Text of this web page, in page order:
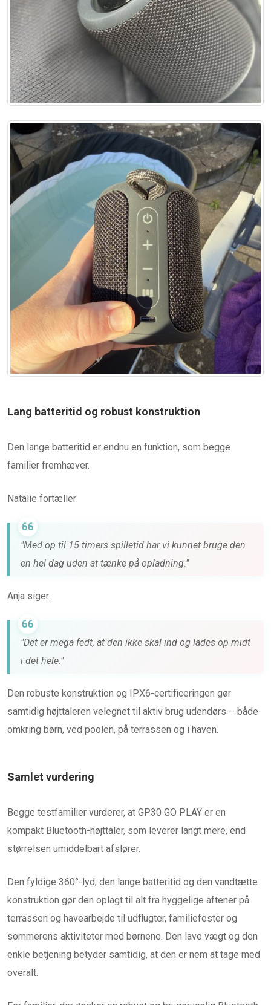
Lang batteritid og robust konstruktion
Den lange batteritid er endnu en funktion, som begge
familier fremhæver.
Natalie fortæller:
"Med op til 15 timers spilletid har vi kunnet bruge den
en hel dag uden at tænke på opladning."
Anja siger:
"Det er mega fedt, at den ikke skal ind og lades op midt
i det hele."
Den robuste konstruktion og IPX6-certificeringen gør
samtidig højttaleren velegnet til aktiv brug udendørs – både
omkring børn, ved poolen, på terrassen og i haven.
Samlet vurdering
Begge testfamilier vurderer, at GP30 GO PLAY er en
kompakt Bluetooth-højttaler, som leverer langt mere, end
størrelsen umiddelbart afslører.
Den fyldige 360°-lyd, den lange batteritid og den vandtætte
konstruktion gør den oplagt til alt fra hyggelige aftener på
terrassen og havearbejde til udflugter, familiefester og
sommerens aktiviteter med børnene. Den lave vægt og den
enkle betjening betyder samtidig, at den er nem at tage med
overalt.